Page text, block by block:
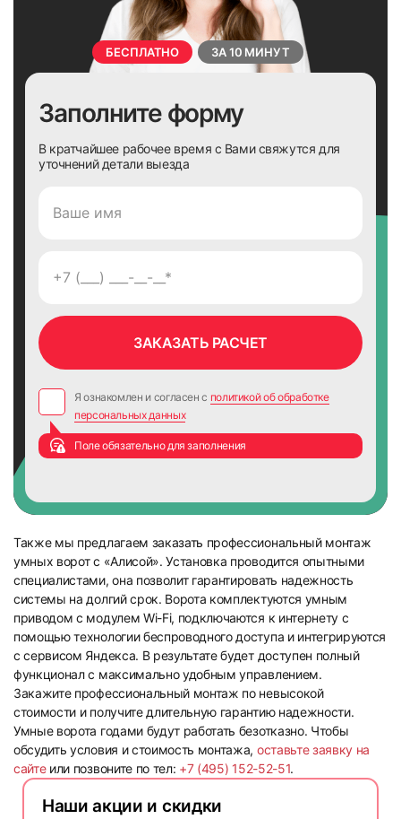
Наши акции и скидки
БЕСПЛАТНО ЗА 10 МИНУТ
Заполните форму
В кратчайшее рабочее время с Вами свяжутся для
уточнений детали выезда
Я ознакомлен и согласен с политикой об обработке
персональных данных
Поле обязательно для заполнения
Также мы предлагаем заказать профессиональный монтаж
умных ворот с «Алисой». Установка проводится опытными
специалистами, она позволит гарантировать надежность
системы на долгий срок. Ворота комплектуются умным
приводом с модулем Wi-Fi, подключаются к интернету с
помощью технологии беспроводного доступа и интегрируются
с сервисом Яндекса. В результате будет доступен полный
функционал с максимально удобным управлением.
Закажите профессиональный монтаж по невысокой
стоимости и получите длительную гарантию надежности.
Умные ворота годами будут работать безотказно. Чтобы
обсудить условия и стоимость монтажа, оставьте заявку на
сайтеили позвоните по тел: +7 (495) 152-52-51.